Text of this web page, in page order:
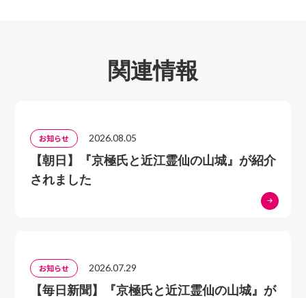
関連情報
お知らせ 2026.08.05
【朝日】『京極氏と近江霊仙の山城』が紹介
されました
お知らせ 2026.07.29
【毎日新聞】『京極氏と近江霊仙の山城』が